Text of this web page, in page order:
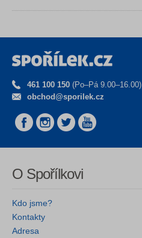
461 100 150 (Po–Pá 9.00–16.00)
obchod@sporilek.cz
O Spořílkovi
Kdo jsme?
Kontakty
Adresa